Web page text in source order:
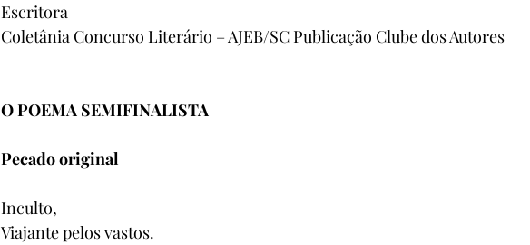
Escritora
Coletânia Concurso Literário – AJEB/SC Publicação Clube dos Autores
O POEMA SEMIFINALISTA
Pecado original
Inculto,
Viajante pelos vastos.